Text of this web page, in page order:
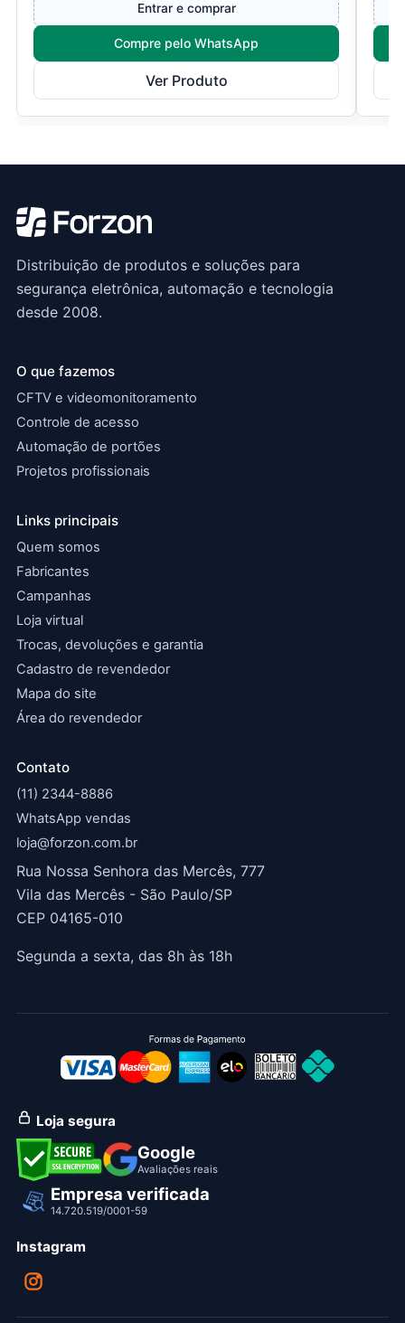
Entrar e comprar
Compre pelo WhatsApp
Ver Produto
Distribuição de produtos e soluções para
segurança eletrônica, automação e tecnologia
desde 2008.
O que fazemos
CFTV e videomonitoramento
Controle de acesso
Automação de portões
Projetos profissionais
Links principais
Quem somos
Fabricantes
Campanhas
Loja virtual
Trocas, devoluções e garantia
Cadastro de revendedor
Mapa do site
Área do revendedor
Contato
(11) 2344-8886
WhatsApp vendas
loja@forzon.com.br
Rua Nossa Senhora das Mercês, 777
Vila das Mercês - São Paulo/SP
CEP 04165-010
Segunda a sexta, das 8h às 18h
Loja segura
Google
Avaliações reais
Empresa verificada
14.720.519/0001-59
Instagram